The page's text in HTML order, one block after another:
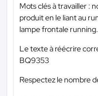
Mots clés à travailler :
produit en le liant au
lampe frontale
Le texte à réécrire
BQ9353
Respectez le nombre